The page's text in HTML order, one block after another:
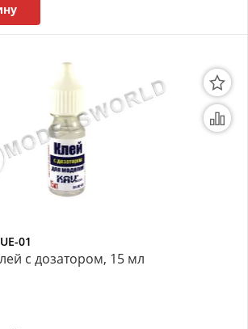
ламели
пород
бруски
пород
под миниатюры
01
с дозатором, 15 мл